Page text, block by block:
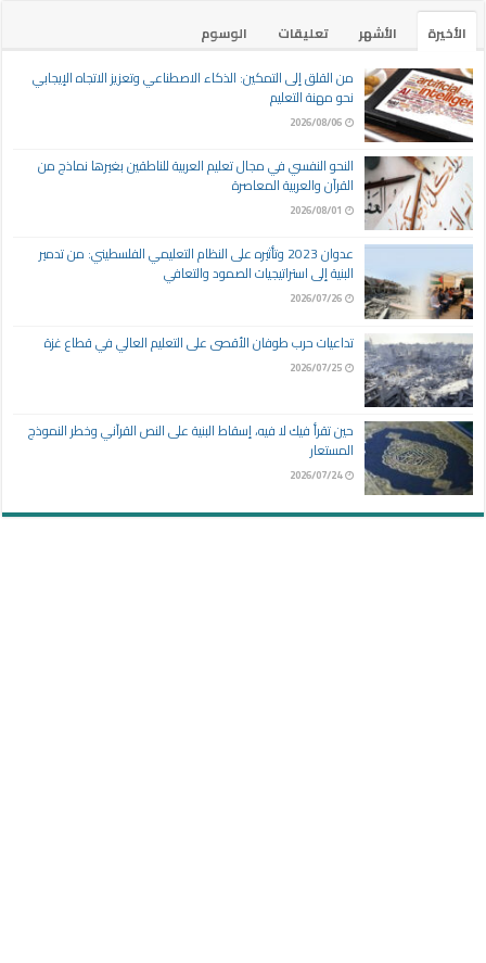
الأخيرة الأشهر تعليقات
الوسوم
من القلق إلى التمكين: الذكاء الاصطناعي وتعزيز الاتجاه الإيجابي
نحو مهنة التعليم
2026/08/06
النحو النفسي في مجال تعليم العربية للناطقين بغيرها نماذج من
القرآن والعربية المعاصرة
2026/08/01
عدوان 2023 وتأثيره على النظام التعليمي الفلسطيني: من تدمير
البنية إلى استراتيجيات الصمود والتعافي
2026/07/26
تداعيات حرب طوفان الأقصى على التعليم العالي في قطاع غزة
2026/07/25
حين تقرأ فيك لا فيه، إسقاط البنية على النص القرآني وخطر النموذج
المستعار
2026/07/24